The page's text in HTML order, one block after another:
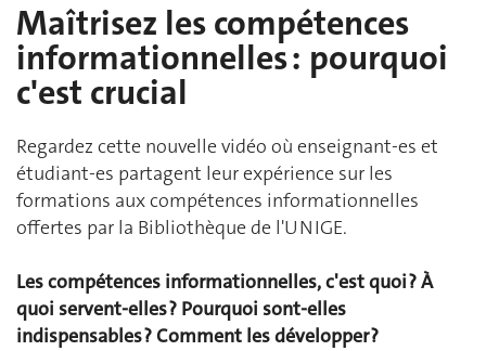
Maîtrisez les compétences
informationnelles : pourquoi
c'est crucial
Regardez cette nouvelle vidéo où enseignant-es et
étudiant-es partagent leur expérience sur les
formations aux compétences informationnelles
offertes par la Bibliothèque de l'UNIGE.
Les compétences informationnelles, c'est quoi ?À
quoi servent-elles ? Pourquoi sont-elles
indispensables ?Comment les développer ?